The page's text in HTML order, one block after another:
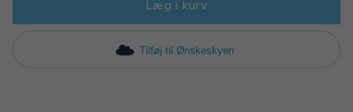
Læg i kurv
Tilføj til Ønskeskyen